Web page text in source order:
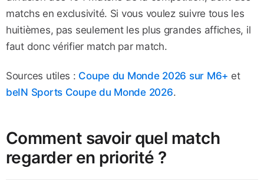
matchs en exclusivité. Si vous voulez suivre tous les
huitièmes, pas seulement les plus grandes affiches, il
faut donc vérifier match par match.
Sources utiles : Coupe du Monde 2026 sur M6+ et
beIN Sports Coupe du Monde 2026.
Comment savoir quel match
regarder en priorité ?